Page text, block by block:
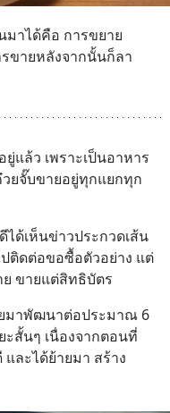
มาได้คือ การขยาย
ขายหลังจากนั้นก็ลา
แล้ว เพราะเป็นอาหาร
ยจั๊บขายอยู่ทุกแยกทุก
ด้เห็นข่าวประกวดเส้น
ปติดต่อขอซื้อตัวอย่าง แต่
ขายแต่สิทธิบัตร
มาพัฒนาต่อประมาณ 6
ะสั้นๆ เนื่องจากตอนที่
ละได้ย้ายมา สร้าง